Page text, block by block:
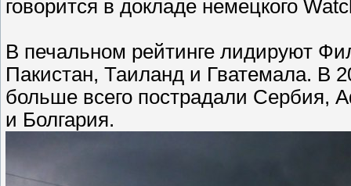
говорится в докладе немецкого
В печальном рейтинге лидируют
Пакистан, Таиланд и Гватемала. В
больше всего пострадали Сербия,
и Болгария.